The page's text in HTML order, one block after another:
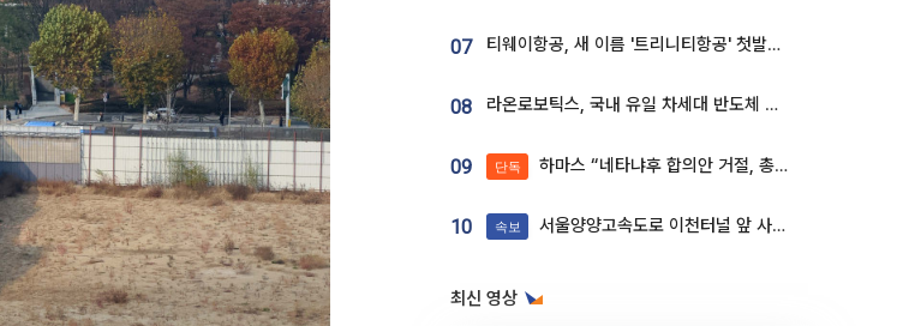
07 티웨이항공, 새 이름 '트리니티항공' 첫발…SSC 전략 본격화
08 라온로보틱스, 국내 유일 차세대 반도체 공정 로봇 개발 ‘고객사 테스트 진행’
09 단독 하마스 “네타냐후 합의안 거절, 총선 앞두고 시간 끌기”
10 속보 서울양양고속도로 이천터널 앞 사고 발생
최신 영상